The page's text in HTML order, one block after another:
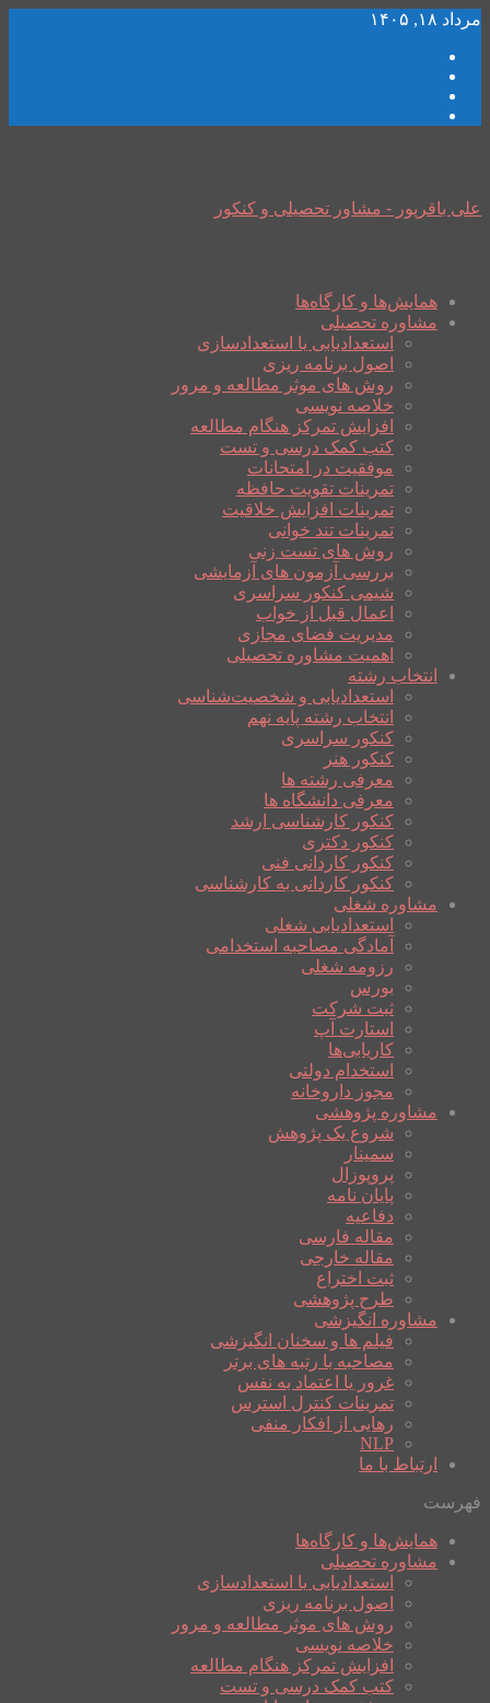
مرداد ۱۸, ۱۴۰۵
علی باقرپور - مشاور تحصیلی و کنکور
همایش‌ها و کارگاه‌ها
مشاوره تحصیلی
استعدادیابی یا استعدادسازی
اصول برنامه ریزی
روش های موثر مطالعه و مرور
خلاصه نویسی
افزایش تمرکز هنگام مطالعه
کتب کمک درسی و تست
موفقیت در امتحانات
تمرینات تقویت حافظه
تمرینات افزایش خلاقیت
تمرینات تند خوانی
روش های تست زنی
بررسی آزمون های آزمایشی
شیمی کنکور سراسری
اعمال قبل از خواب
مدیریت فضای مجازی
اهمیت مشاوره تحصیلی
انتخاب رشته
استعدادیابی و شخصیت‌شناسی
انتخاب رشته پایه نهم
کنکور سراسری
کنکور هنر
معرفی رشته ها
معرفی دانشگاه ها
کنکور کارشناسی ارشد
کنکور دکتری
کنکور کاردانی فنی
کنکور کاردانی به کارشناسی
مشاوره شغلی
استعدادیابی شغلی
آمادگی مصاحبه استخدامی
رزومه شغلی
بورس
ثبت شرکت
استارت آپ
کاریابی‌ها
استخدام دولتی
مجوز داروخانه
مشاوره پژوهشی
شروع یک پژوهش
سمینار
پروپوزال
پایان نامه
دفاعیه
مقاله فارسی
مقاله خارجی
ثبت اختراع
طرح پژوهشی
مشاوره انگیزشی
فیلم ها و سخنان انگیزشی
مصاحبه با رتبه های برتر
غرور یا اعتماد به نفس
تمرینات کنترل استرس
رهایی از افکار منفی
NLP
ارتباط با ما
فهرست
همایش‌ها و کارگاه‌ها
مشاوره تحصیلی
استعدادیابی یا استعدادسازی
اصول برنامه ریزی
روش های موثر مطالعه و مرور
خلاصه نویسی
افزایش تمرکز هنگام مطالعه
کتب کمک درسی و تست